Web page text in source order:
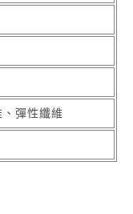
彈性纖維